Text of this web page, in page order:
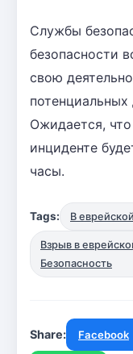
Службы
безопасности
свою
потенциальных
Ожидается,
инциденте
часы.
Tags: В
Взрыв в
Безопасность
Share: Facebook